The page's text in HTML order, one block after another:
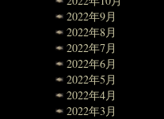
2022年9月
2022年8月
2022年7月
2022年6月
2022年5月
2022年4月
2022年3月